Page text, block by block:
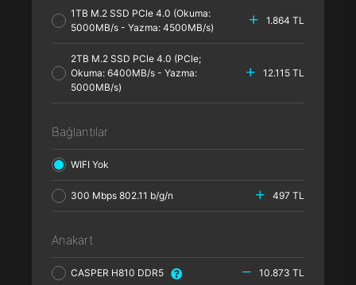
1TB M.2 SSD PCle 4.0 (Okuma:
5000MB/s - Yazma: 4500MB/s)
1.864 TL
2TB M.2 SSD PCle 4.0 (PCle;
Okuma: 6400MB/s - Yazma:
5000MB/s)
12.115 TL
Bağlantılar
WIFI Yok
300 Mbps 802.11 b/g/n 497 TL
Anakart
CASPER H810 DDR5 10.873 TL